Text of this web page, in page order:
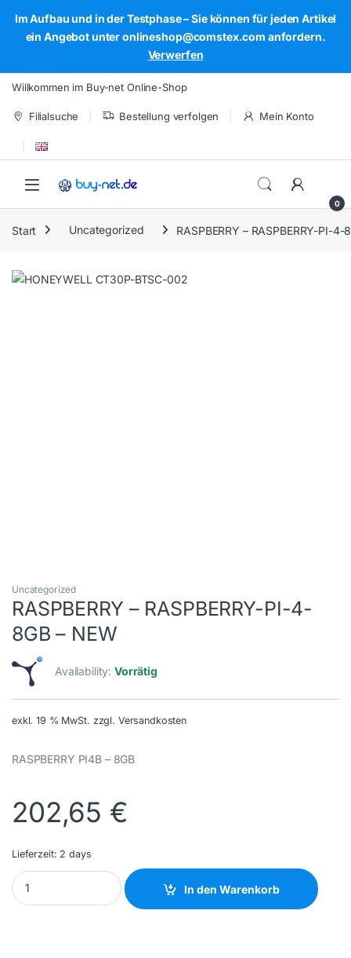
Im Aufbau und in der Testphase – Sie können für jeden Artikel
ein Angebot unter onlineshop@comstex.com anfordern.
Verwerfen
Skip to navigation
Skip to content
Willkommen im Buy-net Online-Shop
Filialsuche Bestellung verfolgen Mein Konto
Open
0
Start Uncategorized RASPBERRY – RASPBERRY-PI-4-
Uncategorized
RASPBERRY – RASPBERRY-PI-4-
8GB – NEW
Availability:Vorrätig
exkl. 19 % MwSt. zzgl. Versandkosten
RASPBERRY PI4B – 8GB
202,65 €
Lieferzeit: 2 days
RASPBERRY - RASPBERRY-PI-4-8GB - NEW quantity
In den Warenkorb